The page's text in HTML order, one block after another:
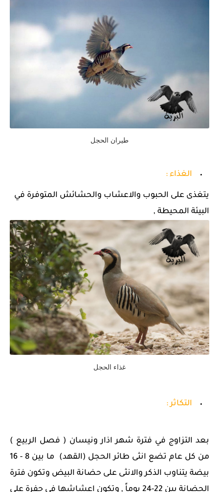
طيران الحجل
الغذاء :
يتغذى على الحبوب والاعشاب والحشائش المتوفرة في
البيئة المحيطة ,
غذاء الحجل
التكاثر :
بعد التزاوج في فترة شهر اذار ونيسان ( فصل الربيع )
من كل عام تضع انثى طائر الحجل (القهد) ما بين 8 - 16
بيضة يتناوب الذكر والانثى على حضانة البيض وتكون فترة
الحضانة بين 22-24 يوماً , وتكون اعشاشها في حفرة على